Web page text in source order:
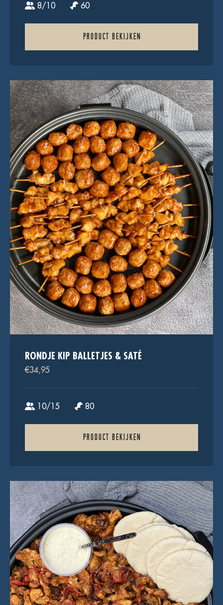
8/10 60
PRODUCT BEKIJKEN
RONDJE KIP BALLETJES & SATÉ
€34,95
10/15 80
PRODUCT BEKIJKEN